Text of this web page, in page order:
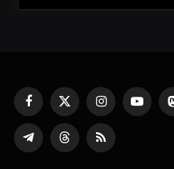
Facebook
X
(Twitter)
Instagram
Partager
sur
ThreadsRSS